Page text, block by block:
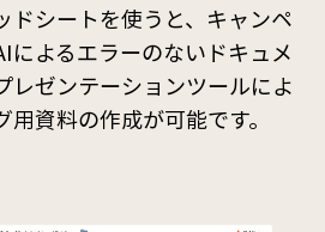
ドシートを使うと、キャンペ
によるエラーのないドキュメ
レゼンテーションツールによ
用資料の作成が可能です。